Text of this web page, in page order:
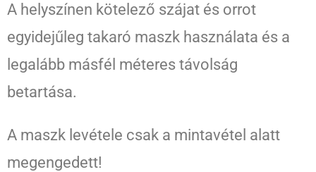
A helyszínen kötelező szájat és orrot
egyidejűleg takaró maszk használata és a
legalább másfél méteres távolság
betartása.
A maszk levétele csak a mintavétel alatt
megengedett!